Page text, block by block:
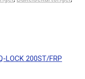
LOCK 200ST/FRP